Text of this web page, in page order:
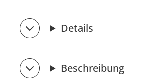
Details
Beschreibung